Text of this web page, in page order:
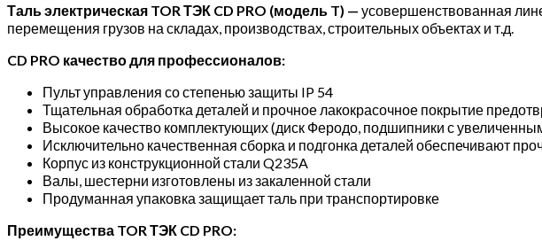
1,0
т
м
(серия
Таль электрическая TOR ТЭК CD PRO (модель T) — усовершенствованная
перемещения грузов на складах, производствах, строительных объектах и т.д.
CD PRO качество для профессионалов:
Пульт управления со степенью защиты IP 54
Тщательная обработка деталей и прочное лакокрасочное покрытие
Высокое качество комплектующих (диск Феродо, подшипники с
Исключительно качественная сборка и подгонка деталей обеспечивают
Корпус из конструкционной стали Q235A
Валы, шестерни изготовлены из закаленной стали
Продуманная упаковка защищает таль при транспортировке
Преимущества TOR ТЭК CD PRO: